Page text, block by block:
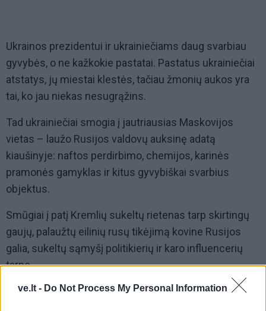
ve.lt - Do Not Process My Personal Information
Ukrainos prezidentui ir ukrainiečiams daug svarbiau
gyvybės, o ne kažkokie pastatai. Pastatus ukrainiečiai
atstatys, jų miestai klestės, tačiau žmonių aukos yra
tai, ko jau niekas nesugrąžins.
Tad ukrainiečiai smogia į jautriausias Maskovijos
vietas – laužo Rusijos valdovų auksinę adatą
kiaušinyje: naftos perdirbimo, chemijos, karinės
pramonės gamyklas ir kitus gyvybiškai svarbius
objektus.
Smūgiai į patį Kremlių sukeltų rietenas tarp skirtingų
gaujų, palaužtų eilinių rusų tikėjimą kovine Rusijos
galia, sukeltų sąmyšį politikierių ir karo influencerių
tarpe.
Jau dabar girdime, kaip tūlas ekzpertas